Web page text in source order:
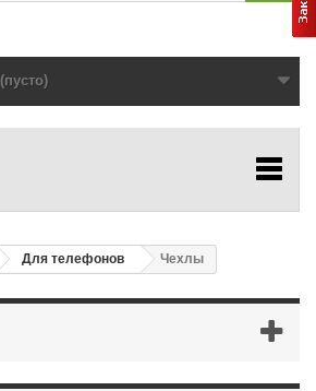
(пусто)
Для телефонов Чехлы